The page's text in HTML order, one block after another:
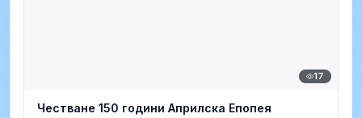
17
Честване 150 години Априлска Епопея